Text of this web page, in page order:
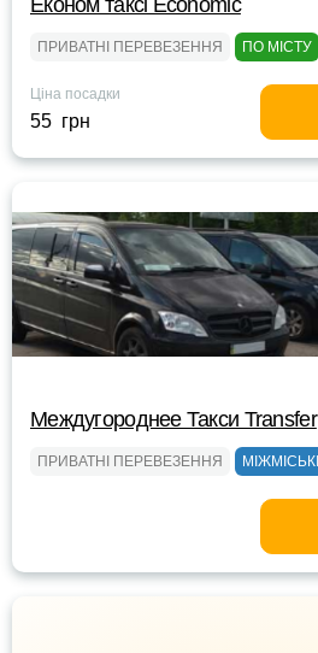
Eконом таксі Economic
ПРИВАТНІ ПЕРЕВЕЗЕННЯ ПО МІСТУ
Ціна посадки
55 грн
Междугороднее Такси Transfer
ПРИВАТНІ ПЕРЕВЕЗЕННЯ МІЖМІСЬКІ